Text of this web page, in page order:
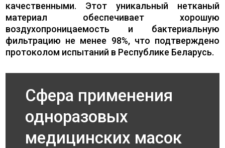
качественными. Этот уникальный нетканый
материал обеспечивает хорошую
воздухопроницаемость и бактериальную
фильтрацию не менее 98%, что подтверждено
протоколом испытаний в Республике Беларусь.
Сфера применения
одноразовых
медицинских масок